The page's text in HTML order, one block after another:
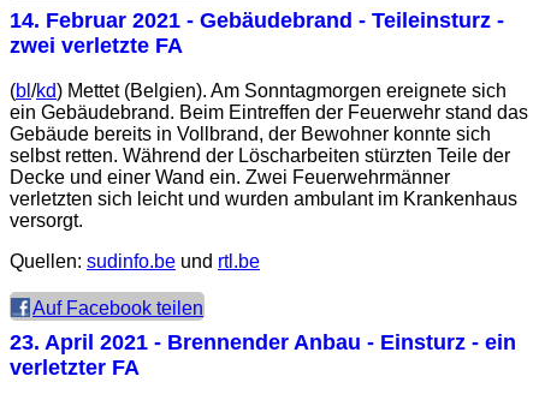
14. Februar 2021 - Gebäudebrand - Teileinsturz -
zwei verletzte FA
(bl /kd) Mettet (Belgien). Am Sonntagmorgen ereignete sich
ein Gebäudebrand. Beim Eintreffen der Feuerwehr stand das
Gebäude bereits in Vollbrand, der Bewohner konnte sich
selbst retten. Während der Löscharbeiten stürzten Teile der
Decke und einer Wand ein. Zwei Feuerwehrmänner
verletzten sich leicht und wurden ambulant im Krankenhaus
versorgt.
Quellen: sudinfo.be und rtl.be
Auf Facebook teilen
23. April 2021 - Brennender Anbau - Einsturz - ein
verletzter FA